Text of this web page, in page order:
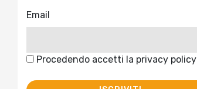
Email
Procedendo accetti la privacy policy